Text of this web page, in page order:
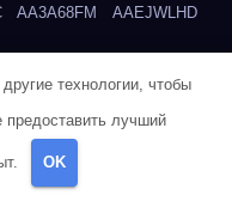
AA3A68FM AAEJWLHD
ADOE3V3Y
технологии, чтобы
предоставить лучший
OK